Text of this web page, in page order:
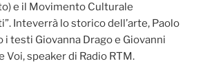
e il Movimento Culturale
Inteverrà lo storico dell’arte, Paolo
i testi Giovanna Drago e Giovanni
Voi, speaker di Radio RTM.